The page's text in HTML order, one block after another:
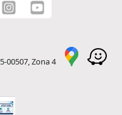
00507, Zona 4